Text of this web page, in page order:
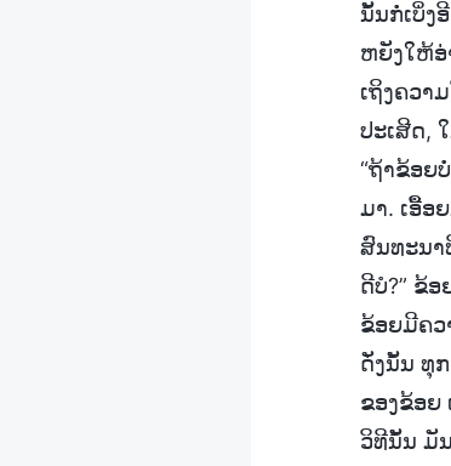
ນັ້ນກໍ່ເບິ່ງ
ຫຍັງໃຫ້ອ່
ເຖິງຄວາ
ປະເສີດ,
“ຖ້າຂ້ອຍ
ມາ. ເອື້ອ
ສົນທະນາ
ດີບໍ?” ຂ້
ຂ້ອຍມີຄວ
ດັ່ງນັ້ນ ທຸ
ຂອງຂ້ອຍ
ວິທີນັ້ນ ມັ